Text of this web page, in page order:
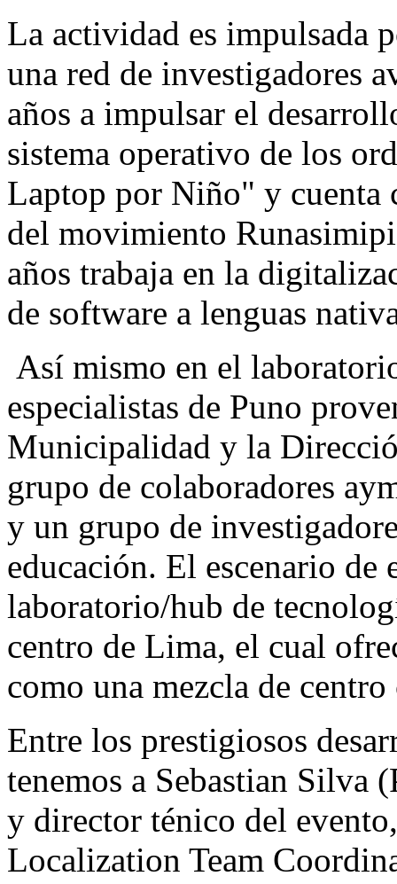
La actividad es impulsada
una red de investigadores
años a impulsar el
sistema operativo de los
Laptop por Niño" y cuenta
del movimiento
años trabaja en la
de software a lenguas
Así mismo en el
especialistas de Puno
Municipalidad y la
grupo de colaboradores
y un grupo de
educación. El escenario de
laboratorio/hub de
centro de Lima, el cual
como una mezcla de
Entre los prestigiosos
tenemos a Sebastian Silva
y director ténico del
Localization Team